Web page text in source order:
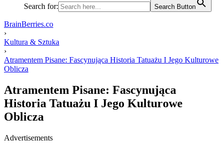
Search for: Search Button
BrainBerries.co
›
Kultura & Sztuka
›
Atramentem Pisane: Fascynująca Historia Tatuażu I Jego Kulturowe
Oblicza
Atramentem Pisane: Fascynująca
Historia Tatuażu I Jego Kulturowe
Oblicza
Advertisements